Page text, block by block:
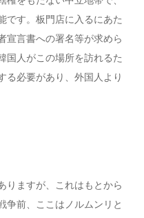
です。板門店に入るにあた
宣言書への署名等が求めら
国人がこの場所を訪れるた
る必要があり、外国人より
りますが、これはもとから
争前、ここはノルムンリと